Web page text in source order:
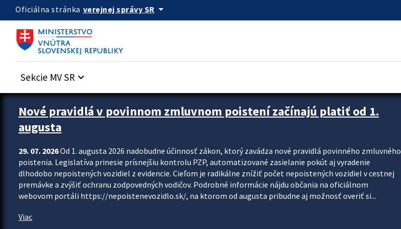
Preskocit na hlavný obsah
Oficiálna stránka verejnej správy SR arrow_drop_down
Sekcie MV SR keyboard_arrow_down
Zastavit automatický posun upútavok
Nové pravidlá v povinnom zmluvnom poistení začínajú platiť od 1.
augusta
29. 07. 2026Od 1. augusta 2026 nadobudne účinnosť zákon, ktorý zavádza nové pravidlá povinného zmluvného
poistenia. Legislatíva prinesie prísnejšiu kontrolu PZP, automatizované zasielanie pokút aj vyradenie
dlhodobo nepoistených vozidiel z evidencie. Cieľom je radikálne znížiť počet nepoistených vozidiel v cestnej
premávke a zvýšiť ochranu zodpovedných vodičov. Podrobné informácie nájdu občania na oficiálnom
webovom portáli https://nepoistenevozidlo.sk/, na ktorom od augusta pribudne aj možnosť overiť si...
Viac